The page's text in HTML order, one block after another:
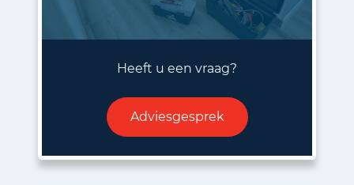
Heeft u een vraag?
Adviesgesprek